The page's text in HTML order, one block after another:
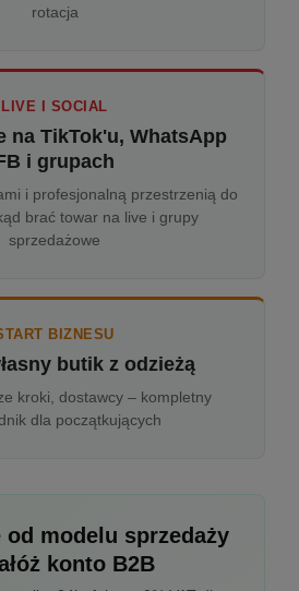
rotacja
LIVE I SOCIAL
na TikTok'u, WhatsApp
i grupach
i profesjonalną przestrzenią do
brać towar na live i grupy
sprzedażowe
BIZNESU
butik z odzieżą
kroki, dostawcy – kompletny
dla początkujących
od modelu sprzedaży
konto B2B